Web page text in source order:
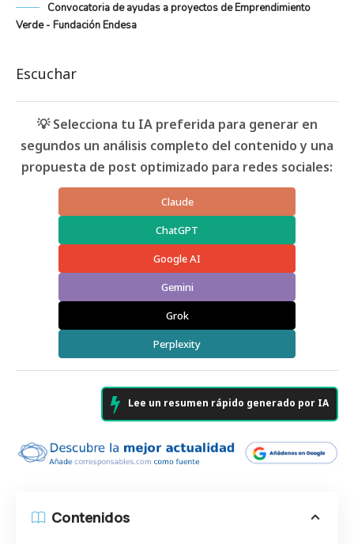
Convocatoria de ayudas a proyectos de Emprendimiento
Verde - Fundación Endesa
Escuchar
💡 Selecciona tu IA preferida para generar en
segundos un análisis completo del contenido y una
propuesta de post optimizado para redes sociales:
Claude
ChatGPT
Google AI
Gemini
Grok
Perplexity
Lee un resumen rápido generado por IA
Contenidos